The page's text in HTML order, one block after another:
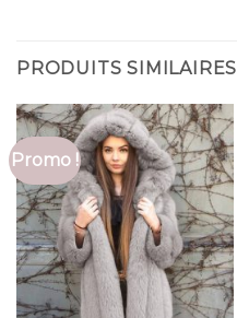
PRODUITS SIMILAIRES
Promo !